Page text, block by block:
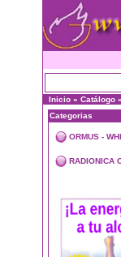
Inicio » Catálogo »
Categorias
ORMUS -
RADIONICA